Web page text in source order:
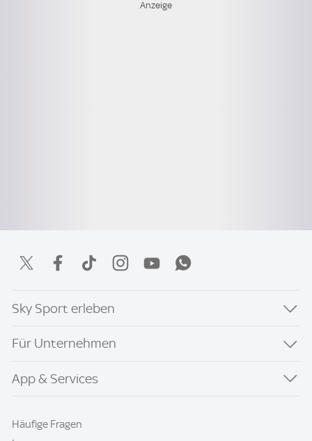
Sky Sport erleben
Für Unternehmen
App & Services
Häufige Fragen